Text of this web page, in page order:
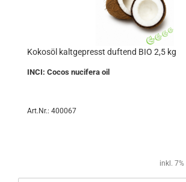
Kokosöl kaltgepresst duftend BIO 2,5 kg
INCI: Cocos nucifera oil
Art.Nr.: 400067
inkl.